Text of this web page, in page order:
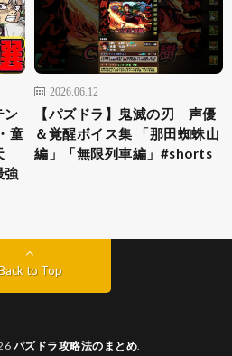
ン
童
強
2026.06.12
【パズドラ】鬼滅の刃 声優
＆覚醒ボイス集 「那田蜘蛛山
編」「無限列車編」#shorts
to Top
パズドラ攻略法のまとめ